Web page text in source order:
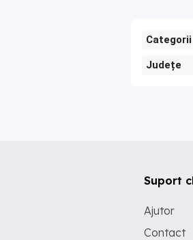
Categorii
Județe
Suport
Ajutor
Contact